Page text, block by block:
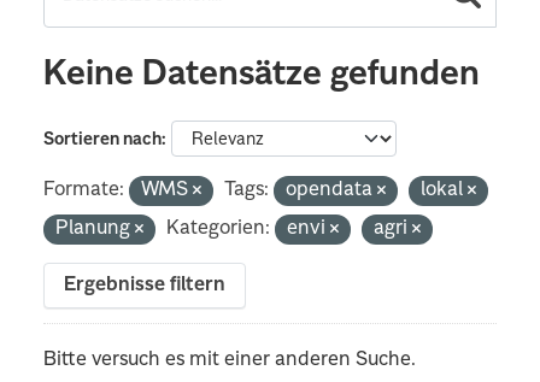
Keine Datensätze gefunden
Sortieren nach
Formate: WMS Tags: opendata
lokal
Planung
Kategorien: envi agri
Ergebnisse filtern
Bitte versuch es mit einer anderen Suche.